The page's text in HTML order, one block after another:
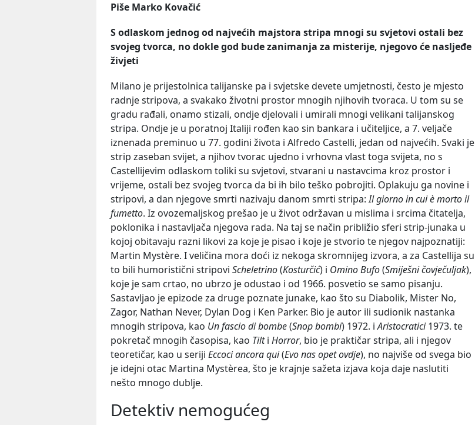
Piše Marko Kovačić
S odlaskom jednog od najvećih majstora stripa mnogi su svjetovi ostali bez
svojeg tvorca, no dokle god bude zanimanja za misterije, njegovo će nasljeđe
živjeti
Milano je prijestolnica talijanske pa i svjetske devete umjetnosti, često je mjesto
radnje stripova, a svakako životni prostor mnogih njihovih tvoraca. U tom su se
gradu rađali, onamo stizali, ondje djelovali i umirali mnogi velikani talijanskog
stripa. Ondje je u poratnoj Italiji rođen kao sin bankara i učiteljice, a 7. veljače
iznenada preminuo u 77. godini života i Alfredo Castelli, jedan od najvećih. Svaki je
strip zaseban svijet, a njihov tvorac ujedno i vrhovna vlast toga svijeta, no s
Castellijevim odlaskom toliki su svjetovi, stvarani u nastavcima kroz prostor i
vrijeme, ostali bez svojeg tvorca da bi ih bilo teško pobrojiti. Oplakuju ga novine i
stripovi, a dan njegove smrti nazivaju danom smrti stripa:Il giorno in cui è morto il
fumetto. Iz ovozemaljskog prešao je u život održavan u mislima i srcima čitatelja,
poklonika i nastavljača njegova rada. Na taj se način približio sferi strip-junaka u
kojoj obitavaju razni likovi za koje je pisao i koje je stvorio te njegov najpoznatiji:
Martin Mystère. I veličina mora doći iz nekoga skromnijeg izvora, a za Castellija su
to bili humoristični stripovi Scheletrino(Kosturčić) i Omino Bufo(Smiješni čovječuljak),
koje je sam crtao, no ubrzo je odustao i od 1966. posvetio se samo pisanju.
Sastavljao je epizode za druge poznate junake, kao što su Diabolik, Mister No,
Zagor, Nathan Never, Dylan Dog i Ken Parker. Bio je autor ili sudionik nastanka
mnogih stripova, kao Un fascio di bombe(Snop bombi) 1972. iAristocratici1973. te
pokretač mnogih časopisa, kao Tilti Horror, bio je praktičar stripa, ali i njegov
teoretičar, kao u seriji Eccoci ancora qui(Evo nas opet ovdje), no najviše od svega bio
je idejni otac Martina Mystèrea, što je krajnje sažeta izjava koja daje naslutiti
nešto mnogo dublje.
Detektiv nemogućeg